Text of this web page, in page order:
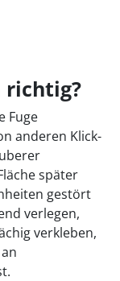
richtig?
Fuge
anderen Klick-
später
gestört
verlegen,
verkleben,